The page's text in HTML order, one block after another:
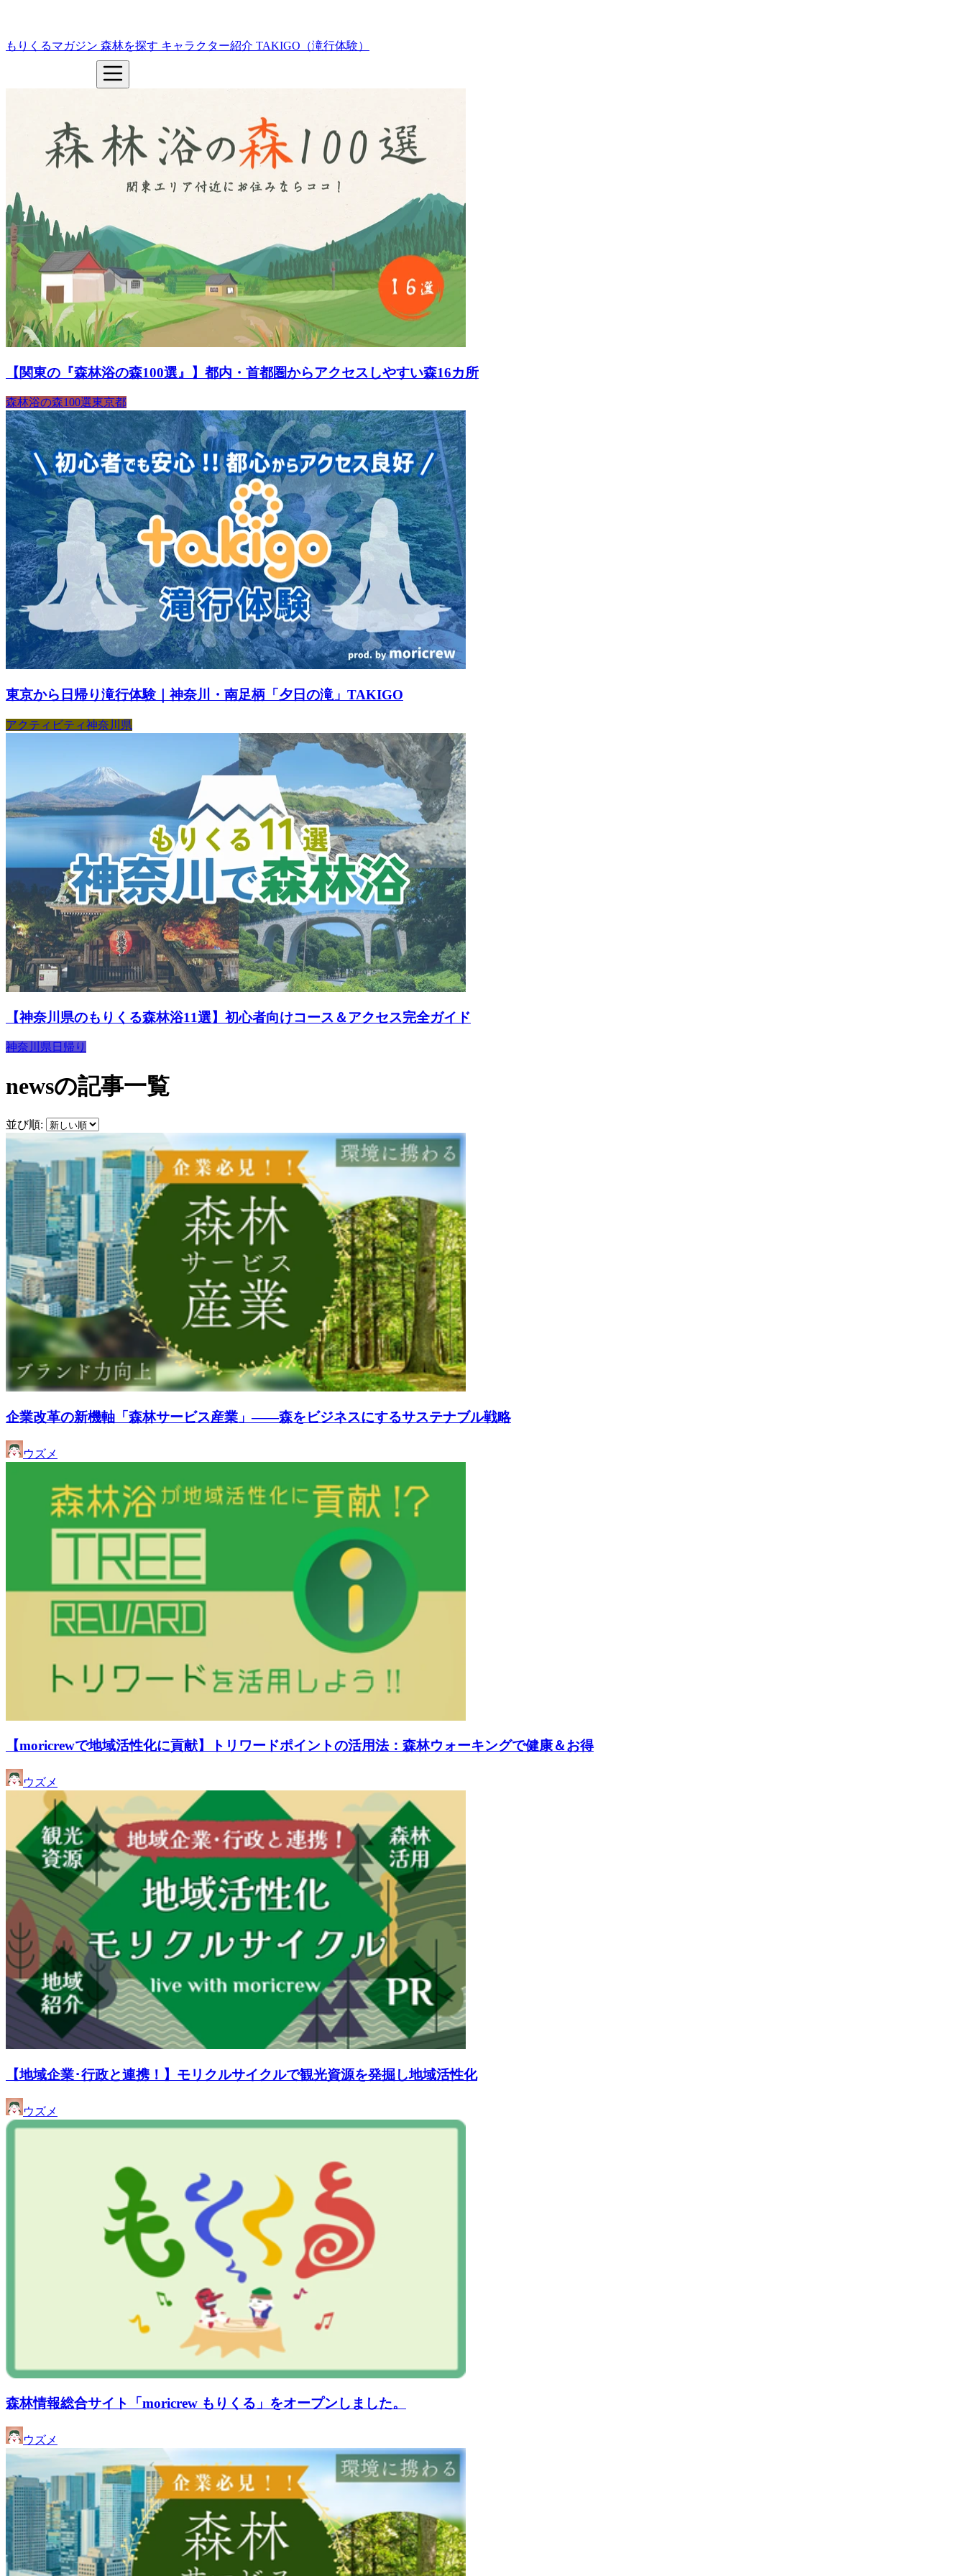
もりくるマガジン 森林を探す キャラクター紹介 TAKIGO（滝行体験）
【関東の『森林浴の森100選』】都内・首都圏からアクセスしやすい森16カ所
森林浴の森100選東京都
東京から日帰り滝行体験｜神奈川・南足柄「夕日の滝」TAKIGO
アクティビティ神奈川県
【神奈川県のもりくる森林浴11選】初心者向けコース＆アクセス完全ガイド
神奈川県 日帰り
newsの記事一覧
並び順:
企業改革の新機軸「森林サービス産業」——森をビジネスにするサステナブル戦略
ウズメ
【moricrewで地域活性化に貢献】トリワードポイントの活用法：森林ウォーキングで健康＆お得
ウズメ
【地域企業･行政と連携！】モリクルサイクルで観光資源を発掘し地域活性化
ウズメ
森林情報総合サイト「moricrew もりくる」をオープンしました。
ウズメ